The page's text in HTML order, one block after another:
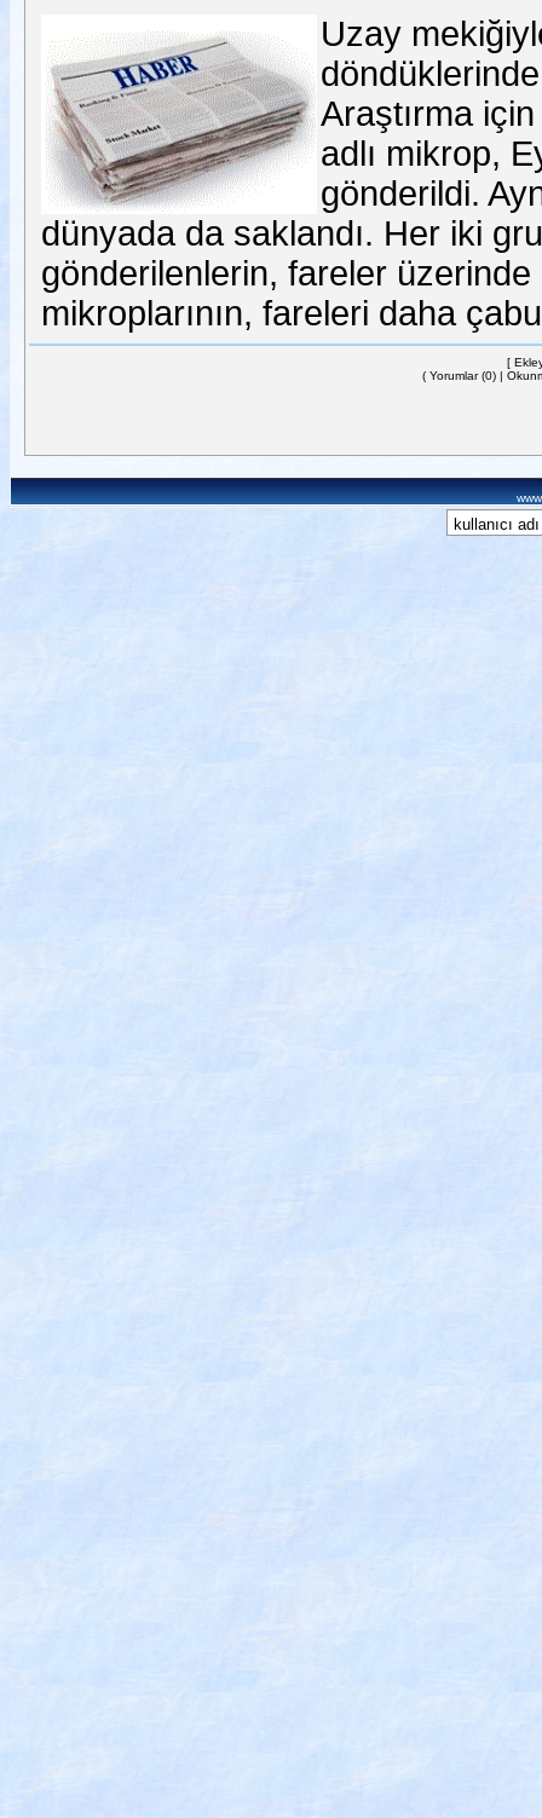
Uzay
Araştırma
adlı mikrop,
gönderildi.
dünyada da saklandı. Her iki
gönderilenlerin, fareler
mikroplarının, fareleri daha
[
( Yorumlar (0) |